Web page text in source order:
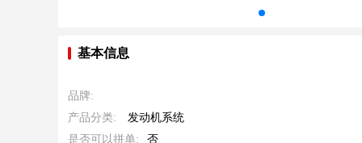
基本信息
品牌:
产品分类:
发动机系统
是否可以拼单:
否